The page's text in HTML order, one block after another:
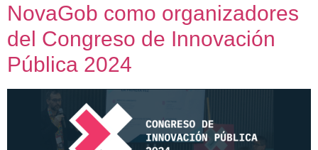
NovaGob como organizadores
del Congreso de Innovación
Pública 2024